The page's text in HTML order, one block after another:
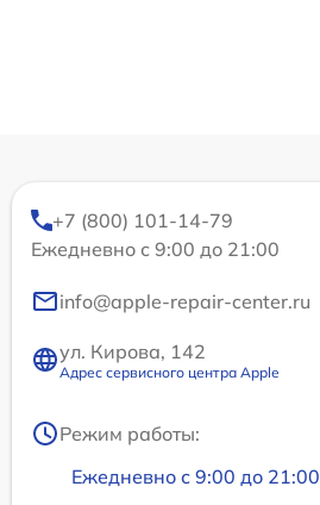
+7 (800) 101-14-79
Ежедневно с 9:00 до 21:00
info@apple-repair-center.ru
ул. Кирова, 142
Адрес сервисного центра Apple
Режим работы:
Ежедневно с 9:00 до 21:00